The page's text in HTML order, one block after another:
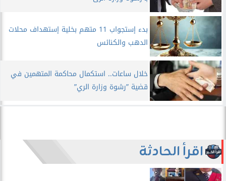
بدء إستجواب 11 متهم بخلية إستهداف محلات
الدهب والكنائس
خلال ساعات.. استكمال محاكمة المتهمين في
قضية ”رشوة وزارة الري”
اقرأ الحادثة